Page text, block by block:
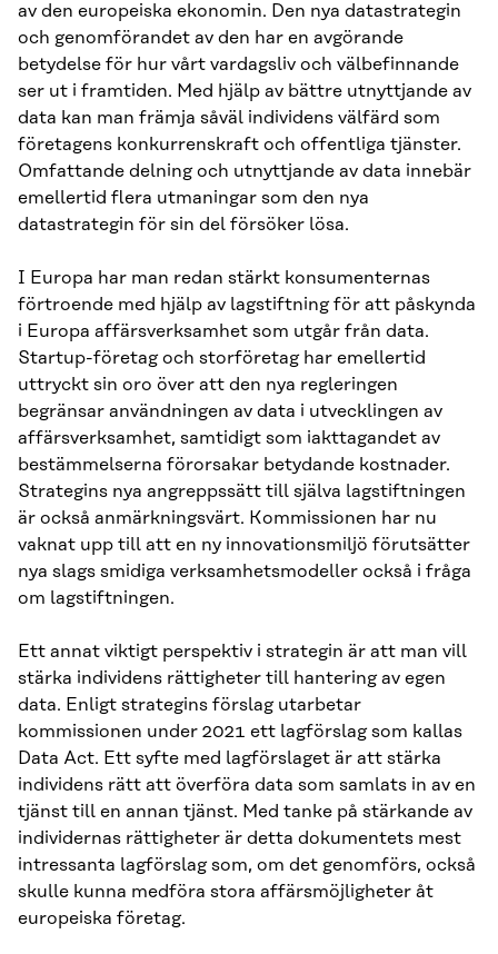
av den europeiska ekonomin. Den nya datastrategin
och genomförandet av den har en avgörande
betydelse för hur vårt vardagsliv och välbefinnande
ser ut i framtiden. Med hjälp av bättre utnyttjande av
data kan man främja såväl individens välfärd som
företagens konkurrenskraft och offentliga tjänster.
Omfattande delning och utnyttjande av data innebär
emellertid flera utmaningar som den nya
datastrategin för sin del försöker lösa.
I Europa har man redan stärkt konsumenternas
förtroende med hjälp av lagstiftning för att påskynda
i Europa affärsverksamhet som utgår från data.
Startup-företag och storföretag har emellertid
uttryckt sin oro över att den nya regleringen
begränsar användningen av data i utvecklingen av
affärsverksamhet, samtidigt som iakttagandet av
bestämmelserna förorsakar betydande kostnader.
Strategins nya angreppssätt till själva lagstiftningen
är också anmärkningsvärt. Kommissionen har nu
vaknat upp till att en ny innovationsmiljö förutsätter
nya slags smidiga verksamhetsmodeller också i fråga
om lagstiftningen.
Ett annat viktigt perspektiv i strategin är att man vill
stärka individens rättigheter till hantering av egen
data. Enligt strategins förslag utarbetar
kommissionen under 2021 ett lagförslag som kallas
Data Act. Ett syfte med lagförslaget är att stärka
individens rätt att överföra data som samlats in av en
tjänst till en annan tjänst. Med tanke på stärkande av
individernas rättigheter är detta dokumentets mest
intressanta lagförslag som, om det genomförs, också
skulle kunna medföra stora affärsmöjligheter åt
europeiska företag.